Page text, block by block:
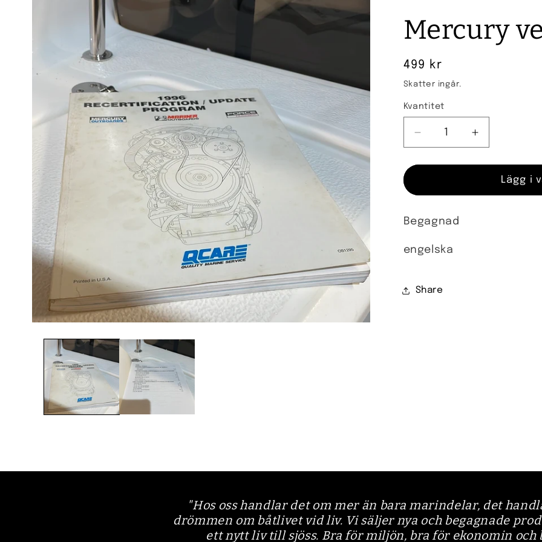
produktinformation
modalfönster
Mercury
Ordinarie
pris
499 kr
Skatter ingår.
Kvantitet
Kvantitet
Minska
kvantitet
för
verkstadshandbok
Öka
kvantitet
för
MercuryLägg i
Begagnad
engelska
Share
"Hos oss handlar det om mer än bara marindelar, det
drömmen om båtlivet vid liv. Vi säljer nya och begagnade
ett nytt liv till sjöss. Bra för miljön, bra för ekonomin och